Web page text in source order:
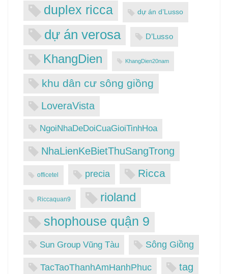
duplex ricca dự án d’Lusso
dự án verosa D’Lusso
KhangDien KhangDien20nam
khu dân cư sông giồng
LoveraVista
NgoiNhaDeDoiCuaGioiTinhHoa
NhaLienKeBietThuSangTrong
officetel precia Ricca
Riccaquan9
rioland
shophouse quận 9
Sun Group Vũng Tàu Sông Giồng
TacTaoThanhAmHanhPhuc tag